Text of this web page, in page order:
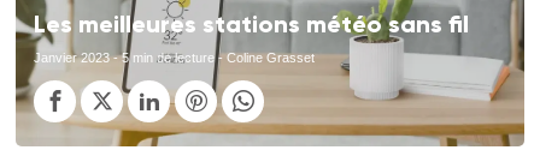
Les meilleures stations météo sans fil
Janvier 2023- 5 min de lecture - Coline Grasset